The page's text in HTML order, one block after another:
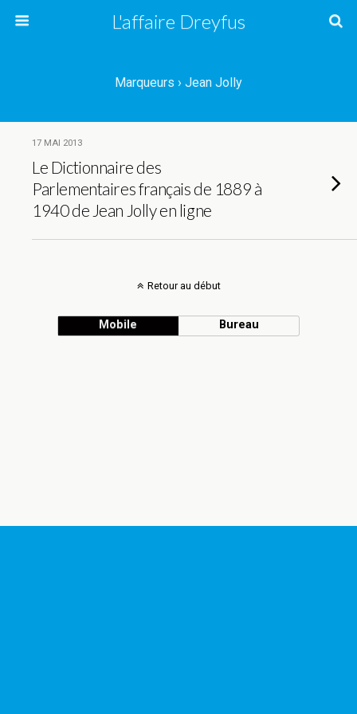
L'affaire Dreyfus
Marqueurs › Jean Jolly
17 MAI 2013
Le Dictionnaire des
Parlementaires français de 1889 à
1940 de Jean Jolly en ligne
Retour au début
Mobile Bureau